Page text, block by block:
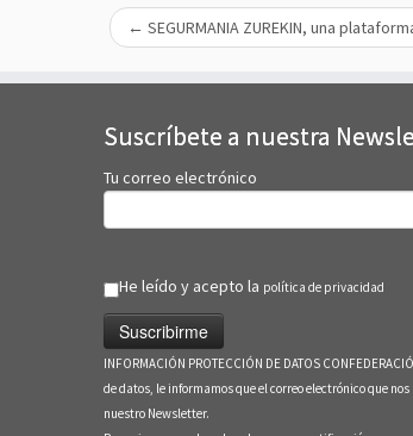
← SEGURMANIA ZUREKIN, una
Suscríbete a nuestra
Tu correo electrónico
He leído y acepto la política de privacidad
INFORMACIÓN PROTECCIÓN DE DATOS
de datos, le informamos que el correo electrónico que
nuestro Newsletter.